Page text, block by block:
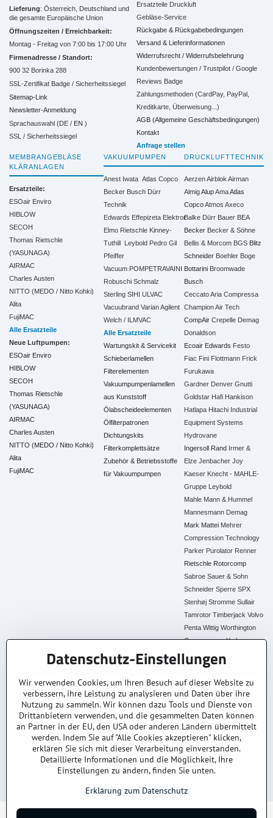
Lieferung: Österreich, Deutschland und
die gesamte Europäische Union
Öffnungszeiten / Erreichbarkeit:
Montag - Freitag von 7:00 bis 17:00 Uhr
Firmenadresse / Standort:
900 32 Borinka 288
SSL-Zertifikat Badge / Sicherheitssiegel
Sitemap-Link
Newsletter-Anmeldung
Sprachauswahl (DE / EN )
SSL / Sicherheitssiegel
Ersatzteile Druckluft
Gebläse-Service
Rückgabe & Rückgabebedingungen
Versand & Lieferinformationen
Widerrufsrecht / Widerrufsbelehrung
Kundenbewertungen / Trustpilot / Google
Reviews Badge
Zahlungsmethoden (CardPay, PayPal,
Kreditkarte, Überweisung...)
AGB (Allgemeine Geschäftsbedingungen)
Kontakt
Anfrage stellen
MEMBRANGEBLÄSE
KLÄRANLAGEN
Ersatzteile:
ESOair Enviro
HIBLOW
SECOH
Thomas Rietschle
(YASUNAGA)
AIRMAC
Charles Austen
NITTO (MEDO / Nitto Kohki)
Alita
FujiMAC
Alle Ersatzteile
Neue Luftpumpen:
ESOair Enviro
HIBLOW
SECOH
Thomas Rietschle
(YASUNAGA)
AIRMAC
Charles Austen
NITTO (MEDO / Nitto Kohki)
Alita
FujiMAC
VAKUUMPUMPEN
Anest Iwata Atlas Copco
Becker Busch Dürr
Technik
Edwards Effepizeta Elektror
Elmo Rietschle Kinney-
Tuthill Leybold Pedro Gil
Pfeiffer
Vacuum POMPETRAVAINI
Robuschi Schmalz
Sterling SIHI ULVAC
Vacuubrand Varian Agilent
Welch / ILMVAC
Alle Ersatzteile
Wartungskit & Servicekit
Schieberlamellen
Filterelementen
Vakuumpumpenlamellen
aus Kunststoff
Ölabscheideelementen
Ölfilterpatronen
Dichtungskits
Filterkomplettsätze
Zubehör & Betriebsstoffe
für Vakuumpumpen
DRUCKLUFTTECHNIK
AerzenAirblok Airman
Almig Alup Ama Atlas
Copco Atmos Axeco
Balke Dürr Bauer BEA
Becker Becker & Söhne
Bellis & Morcom BGS Blitz
Schneider Boehler Boge
Bottarini Broomwade
Busch
Ceccato Aria Compressa
Champion Air Tech
CompAir Crepelle Demag
Donaldson
Ecoair Edwards Festo
Fiac Fini Flottmann Frick
Furukawa
Gardner Denver Gnutti
Goldstar Hafi Hankison
Hatlapa Hitachi Industrial
Equipment Systems
Hydrovane
Ingersoll Rand Irmer &
Elze Jenbacher Joy
Kaeser Knecht - MAHLE-
Gruppe Leybold
Mahle Mann & Hummel
Mannesmann Demag
Mark Mattei Mehrer
Compression Technology
Parker Purolator Renner
Rietschle Rotorcomp
Sabroe Sauer & Sohn
Schneider Sperre SPX
Stenhøj Stromme Sullair
Tamrotor Timberjack Volvo
Penta Wittig Worthington
Creyssensac York
Alle Ersatzteile
30+ Jahre Erfahrung
Branchenexperten
Lagerware
Schneller Versand AT &
DE
Original & Kompatibel
Ersatzteile aller Marken
Faire Preise
Top Preis-Leistung
Fachberatung
Persönlich & kompetent
AGBVersand & LieferungKontakt / Anfrage
Datenschutz-Einstellungen
Wir verwenden Cookies, um Ihren Besuch auf dieser Website zu
verbessern, ihre Leistung zu analysieren und Daten über ihre
Nutzung zu sammeln. Wir können dazu Tools und Dienste von
Drittanbietern verwenden, und die gesammelten Daten können
an Partner in der EU, den USA oder anderen Ländern übermittelt
werden. Indem Sie auf "Alle Cookies akzeptieren" klicken,
erklären Sie sich mit dieser Verarbeitung einverstanden.
Detaillierte Informationen und die Möglichkeit, Ihre
Einstellungen zu ändern, finden Sie unten.
Erklärung zum Datenschutz